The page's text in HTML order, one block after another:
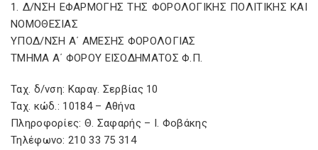
1. Δ/ΝΣΗ ΕΦΑΡΜΟΓΗΣ ΤΗΣ ΦΟΡΟΛΟΓΙΚΗΣ ΠΟΛΙΤΙΚΗΣ ΚΑΙ
ΝΟΜΟΘΕΣΙΑΣ
ΥΠΟΔ/ΝΣΗ Α΄ ΑΜΕΣΗΣ ΦΟΡΟΛΟΓΙΑΣ
ΤΜΗΜΑ Α΄ ΦΟΡΟΥ ΕΙΣΟΔΗΜΑΤΟΣ Φ.Π.
Ταχ. δ/νση: Καραγ. Σερβίας 10
Ταχ. κώδ.: 10184 – Αθήνα
Πληροφορίες: Θ. Σαφαρής – Ι. Φοβάκης
Τηλέφωνο: 210 33 75 314